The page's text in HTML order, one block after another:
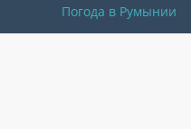
Погода в Румынии